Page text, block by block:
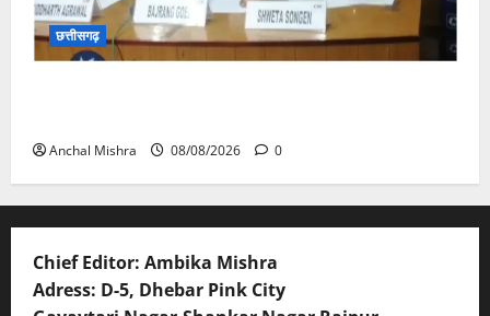
छत्तीसगढ़
Anchal Mishra 08/08/2026 0
Chief Editor: Ambika Mishra
Adress: D-5, Dhebar Pink City